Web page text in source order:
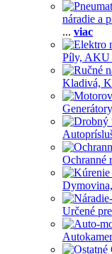
náradie a
... viac
Píly, AKU
Kladivá,
Ochranné
Dymovina,
Určené